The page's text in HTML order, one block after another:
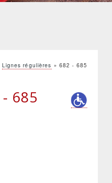
Lignes régulières 682 - 685
685